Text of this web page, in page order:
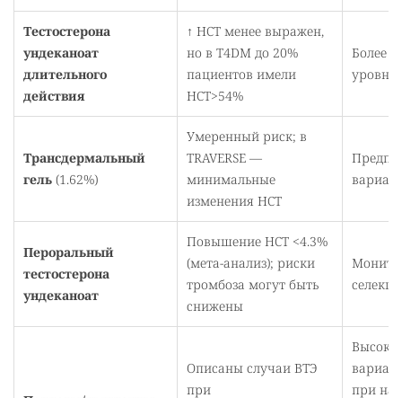
Тестостерона
ундеканоат
длительного
действия
↑ HCT менее выражен,
но в T4DM до 20%
пациентов имели
HCT>54%
Более
Трансдермальный
гель (1.62%)
Умеренный риск; в
TRAVERSE —
минимальные
изменения HCT
Пероральный
тестостерона
ундеканоат
Повышение HCT <4.3%
(мета-анализ); риски
тромбоза могут быть
снижены
Описаны случаи ВТЭ
при
при